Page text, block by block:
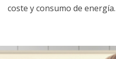
coste y consumo de energía.